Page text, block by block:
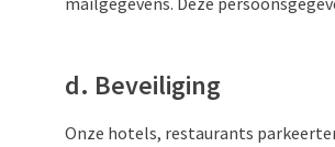
d. Beveiliging
Onze hotels, restaurants